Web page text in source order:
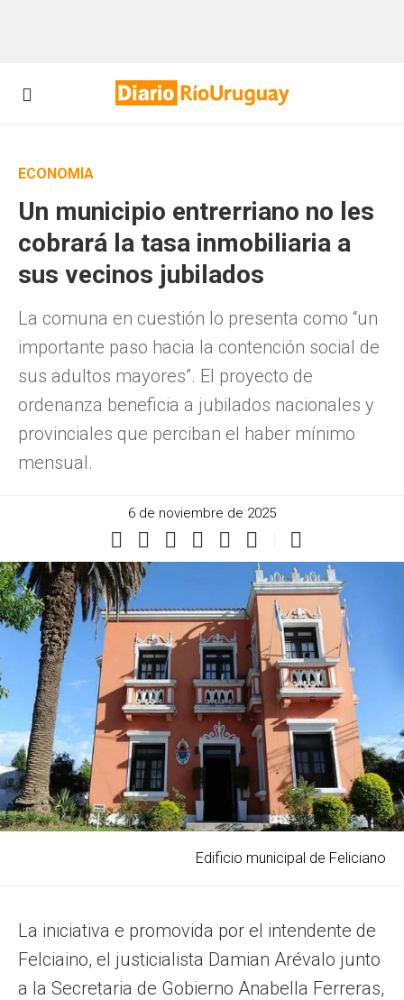
ECONOMÍA
Un municipio entrerriano no les
cobrará la tasa inmobiliaria a
sus vecinos jubilados
La comuna en cuestión lo presenta como “un
importante paso hacia la contención social de
sus adultos mayores”. El proyecto de
ordenanza beneficia a jubilados nacionales y
provinciales que perciban el haber mínimo
mensual.
6 de noviembre de 2025
Edificio municipal de Feliciano
La iniciativa e promovida por el intendente de
Felciaino, el justicialista Damian Arévalo junto
a la Secretaria de Gobierno Anabella Ferreras,